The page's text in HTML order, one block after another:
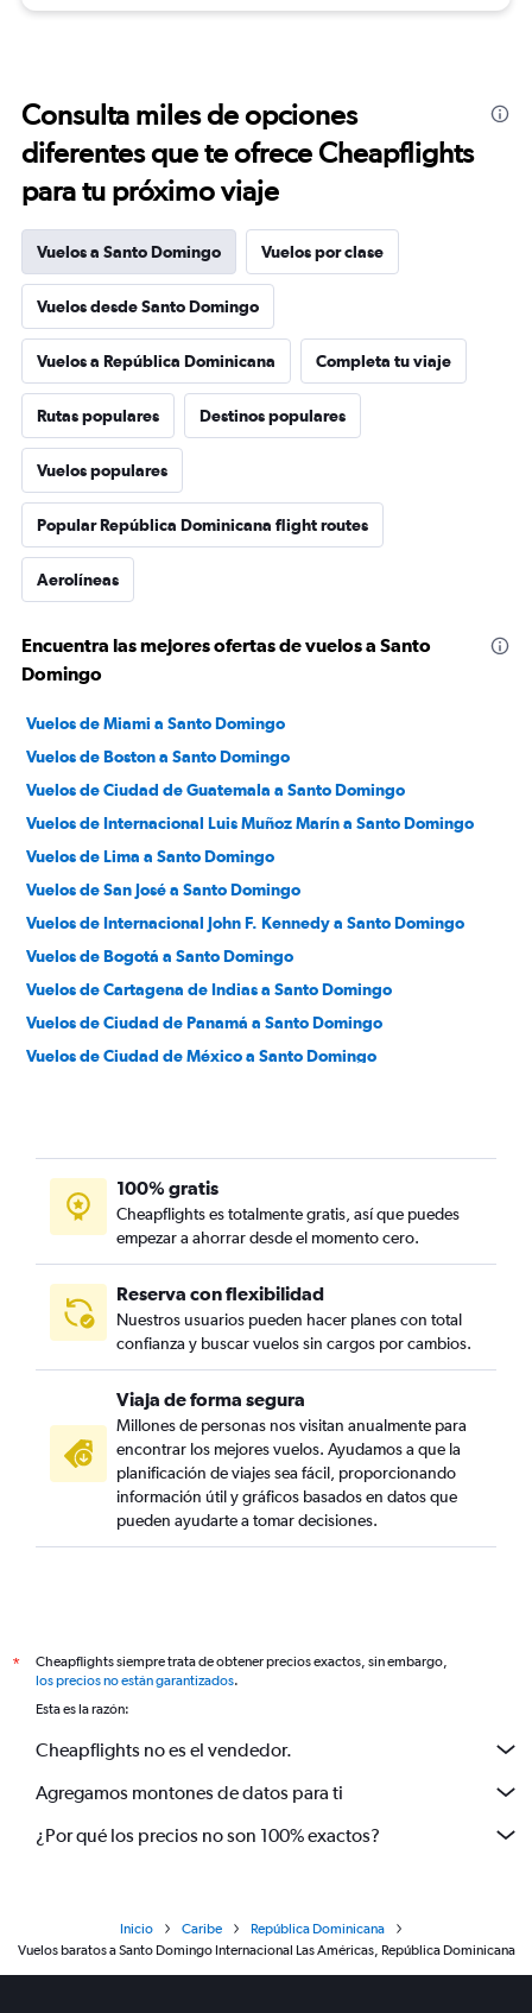
Consulta miles de opciones
diferentes que te ofrece Cheapflights
para tu próximo viaje
Vuelos a Santo Domingo Vuelos por clase
Vuelos desde Santo Domingo
Vuelos a República Dominicana Completa tu viaje
Rutas populares Destinos populares
Vuelos populares
Popular República Dominicana flight routes
Aerolíneas
Encuentra las mejores ofertas de vuelos a Santo
Domingo
Vuelos de Miami a Santo Domingo
Vuelos de Boston a Santo Domingo
Vuelos de Ciudad de Guatemala a Santo Domingo
Vuelos de Internacional Luis Muñoz Marín a Santo Domingo
Vuelos de Lima a Santo Domingo
Vuelos de San José a Santo Domingo
Vuelos de Internacional John F. Kennedy a Santo Domingo
Vuelos de Bogotá a Santo Domingo
Vuelos de Cartagena de Indias a Santo Domingo
Vuelos de Ciudad de Panamá a Santo Domingo
Vuelos de Ciudad de México a Santo Domingo
Vuelos de Atlanta a Santo Domingo
Vuelos de Caracas a Santo Domingo
Vuelos de Madrid a Santo Domingo
100% gratis
Cheapflights es totalmente gratis, así que puedes
empezar a ahorrar desde el momento cero.
Reserva con flexibilidad
Nuestros usuarios pueden hacer planes con total
confianza y buscar vuelos sin cargos por cambios.
Viaja de forma segura
Millones de personas nos visitan anualmente para
encontrar los mejores vuelos. Ayudamos a que la
planificación de viajes sea fácil, proporcionando
información útil y gráficos basados en datos que
pueden ayudarte a tomar decisiones.
*
Cheapflights siempre trata de obtener precios exactos, sin embargo,
los precios no están garantizados.
Esta es la razón:
Cheapflights no es el vendedor.
Agregamos montones de datos para ti
¿Por qué los precios no son 100% exactos?
Inicio Caribe
República Dominicana
Vuelos baratos a Santo Domingo Internacional Las Américas, República Dominicana